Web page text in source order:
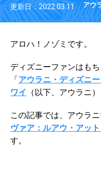
更新日：2022.03.11 アウ
アロハ！ノゾミです。
ディズニーファンはも
「アウラニ・ディズニ
ワイ
（以下、アウラニ）
この記事では、アウラ
ヴァア：ルアウ・アッ
す。